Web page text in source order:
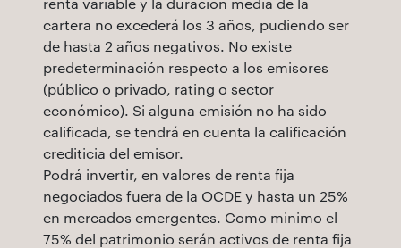
cartera no excederá los 3 años, pudiendo ser
de hasta 2 años negativos. No existe
predeterminación respecto a los emisores
(público o privado, rating o sector
económico). Si alguna emisión no ha sido
calificada, se tendrá en cuenta la calificación
crediticia del emisor.
Podrá invertir, en valores de renta fija
negociados fuera de la OCDE y hasta un 25%
en mercados emergentes. Como minimo el
75% del patrimonio serán activos de renta fija